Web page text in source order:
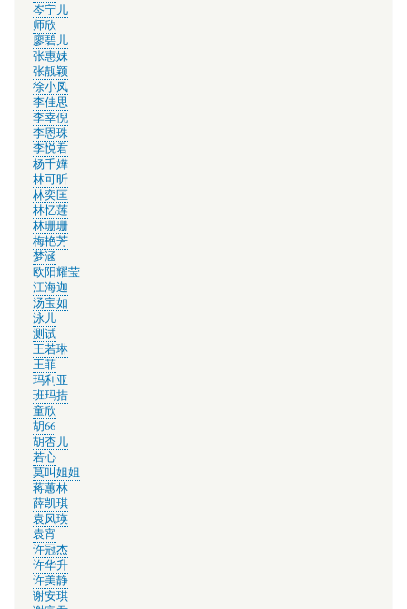
岑宁儿
师欣
廖碧儿
张惠妹
张靓颖
徐小凤
李佳思
李幸倪
李恩珠
李悦君
杨千嬅
林可昕
林奕匡
林忆莲
林珊珊
梅艳芳
梦涵
欧阳耀莹
江海迦
汤宝如
泳儿
测试
王若琳
王菲
玛利亚
班玛措
童欣
胡66
胡杏儿
若心
莫叫姐姐
蒋蕙林
薛凯琪
袁凤瑛
袁宵
许冠杰
许华升
许美静
谢安琪